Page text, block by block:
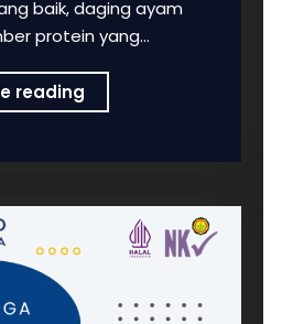
baik, daging ayam
protein yang…
readingPT
Samaco
Mengucapkan
Selamat
Nasional